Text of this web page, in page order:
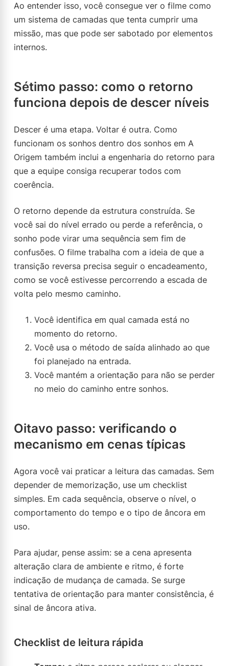
Ao entender isso, você consegue ver o filme como
um sistema de camadas que tenta cumprir uma
missão, mas que pode ser sabotado por elementos
internos.
Sétimo passo: como o retorno
funciona depois de descer níveis
Descer é uma etapa. Voltar é outra. Como
funcionam os sonhos dentro dos sonhos em A
Origem também inclui a engenharia do retorno para
que a equipe consiga recuperar todos com
coerência.
O retorno depende da estrutura construída. Se
você sai do nível errado ou perde a referência, o
sonho pode virar uma sequência sem fim de
confusões. O filme trabalha com a ideia de que a
transição reversa precisa seguir o encadeamento,
como se você estivesse percorrendo a escada de
volta pelo mesmo caminho.
Você identifica em qual camada está no
momento do retorno.
Você usa o método de saída alinhado ao que
foi planejado na entrada.
Você mantém a orientação para não se perder
no meio do caminho entre sonhos.
Oitavo passo: verificando o
mecanismo em cenas típicas
Agora você vai praticar a leitura das camadas. Sem
depender de memorização, use um checklist
simples. Em cada sequência, observe o nível, o
comportamento do tempo e o tipo de âncora em
uso.
Para ajudar, pense assim: se a cena apresenta
alteração clara de ambiente e ritmo, é forte
indicação de mudança de camada. Se surge
tentativa de orientação para manter consistência, é
sinal de âncora ativa.
Checklist de leitura rápida